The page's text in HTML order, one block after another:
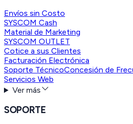
Envíos sin Costo
SYSCOM Cash
Material de Marketing
SYSCOM OUTLET
Cotice a sus Clientes
Facturación Electrónica
Soporte TécnicoConcesión de
Servicios Web
Ver más
SOPORTE